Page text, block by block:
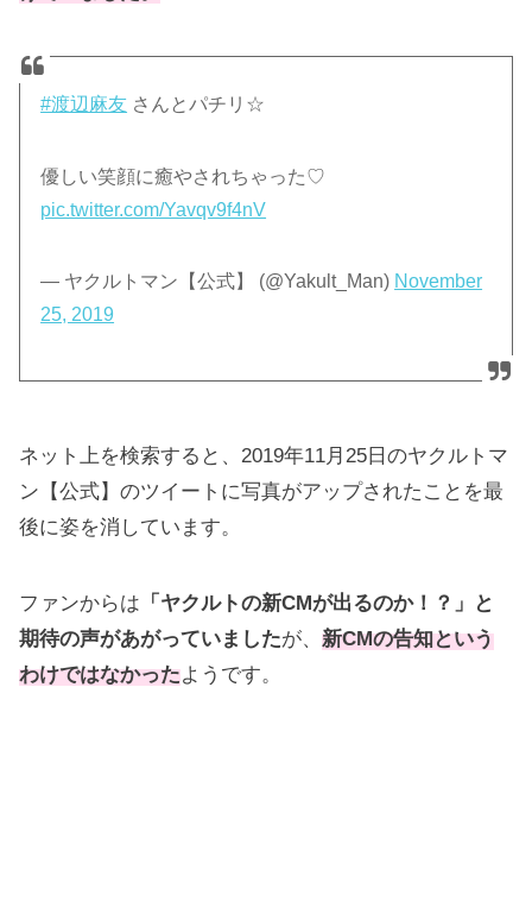
#渡辺麻友 さんとパチリ☆
優しい笑顔に癒やされちゃった♡
pic.twitter.com/Yavqv9f4nV
— ヤクルトマン【公式】 (@Yakult_Man) November
25, 2019
ネット上を検索すると、2019年11月25日のヤクルトマ
ン【公式】のツイートに写真がアップされたことを最
後に姿を消しています。
ファンからは 「ヤクルトの新CMが出るのか！？」と
期待の声があがっていましたが、新CMの告知という
わけではなかったようです。